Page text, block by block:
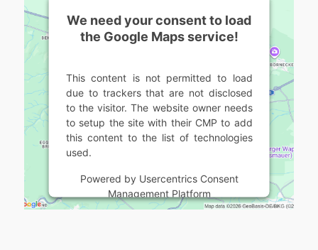
We need your consent to load
the Google Maps service!
This content is not permitted to load
due to trackers that are not disclosed
to the visitor. The website owner needs
to setup the site with their CMP to add
this content to the list of technologies
used.
Powered by Usercentrics Consent
Management Platform